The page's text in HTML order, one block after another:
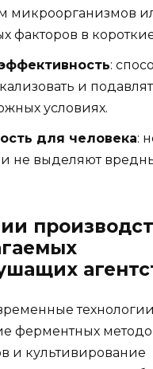
микроорганизмов
факторов в
:
и
условиях.
для человека:
не выделяют
ферментных
и культивирование